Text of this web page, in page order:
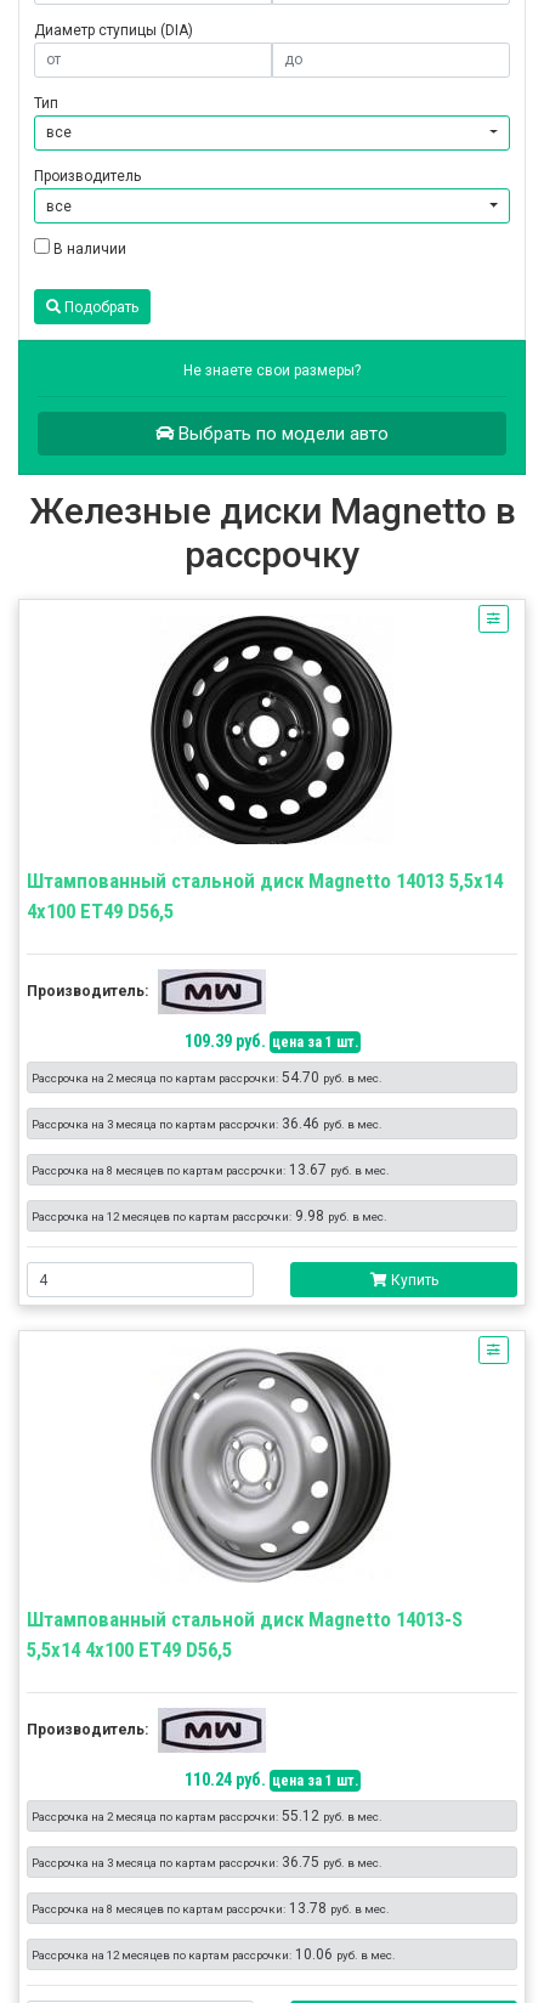
Диаметр ступицы (DIA)
Тип
все
Производитель
все
В наличии
Подобрать
Не знаете свои размеры?
Выбрать по модели авто
Железные диски Magnetto в
рассрочку
Штампованный стальной диск Magnetto 14013 5,5x14
4x100 ET49 D56,5
Производитель:
109.39 руб. цена за 1 шт.
Рассрочка на 2 месяца по картам рассрочки: 54.70 руб. в мес.
Рассрочка на 3 месяца по картам рассрочки: 36.46 руб. в мес.
Рассрочка на 8 месяцев по картам рассрочки: 13.67 руб. в мес.
Рассрочка на 12 месяцев по картам рассрочки: 9.98 руб. в мес.
Купить
Штампованный стальной диск Magnetto 14013-S
5,5x14 4x100 ET49 D56,5
Производитель:
110.24 руб. цена за 1 шт.
Рассрочка на 2 месяца по картам рассрочки: 55.12 руб. в мес.
Рассрочка на 3 месяца по картам рассрочки: 36.75 руб. в мес.
Рассрочка на 8 месяцев по картам рассрочки: 13.78 руб. в мес.
Рассрочка на 12 месяцев по картам рассрочки: 10.06 руб. в мес.